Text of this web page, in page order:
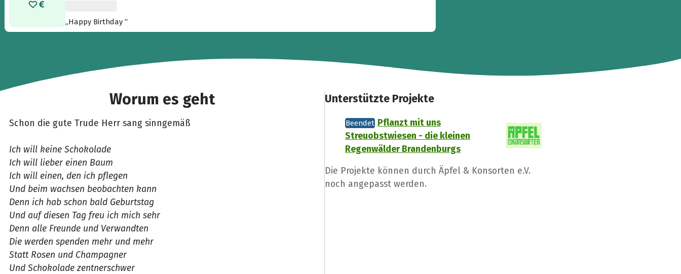
„Happy Birthday “
Worum es geht
Schon die gute Trude Herr sang sinngemäß
Ich will keine Schokolade
Ich will lieber einen Baum
Ich will einen, den ich pflegen
Und beim wachsen beobachten kann
Denn ich hab schon bald Geburtstag
Und auf diesen Tag freu ich mich sehr
Denn alle Freunde und Verwandten
Die werden spenden mehr und mehr
Statt Rosen und Champagner
Und Schokolade zentnerschwer
Unterstützte Projekte
Beendet Pflanzt mit uns
Streuobstwiesen - die kleinen
Regenwälder Brandenburgs
Die Projekte können durch Äpfel & Konsorten e.V.
noch angepasst werden.